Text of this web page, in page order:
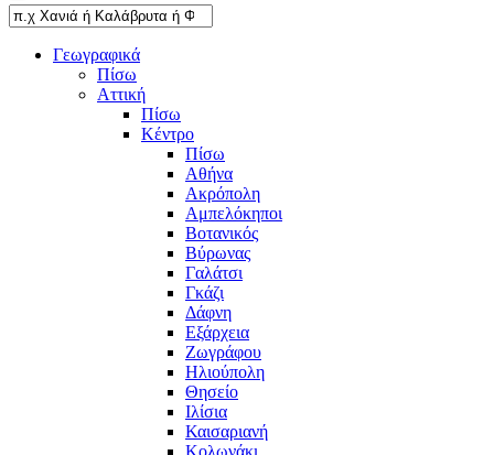
Γεωγραφικά
Πίσω
Αττική
Πίσω
Κέντρο
Πίσω
Αθήνα
Ακρόπολη
Αμπελόκηποι
Βοτανικός
Βύρωνας
Γαλάτσι
Γκάζι
Δάφνη
Εξάρχεια
Ζωγράφου
Ηλιούπολη
Θησείο
Ιλίσια
Καισαριανή
Κολωνάκι